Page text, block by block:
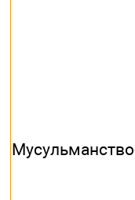
Мусульманство